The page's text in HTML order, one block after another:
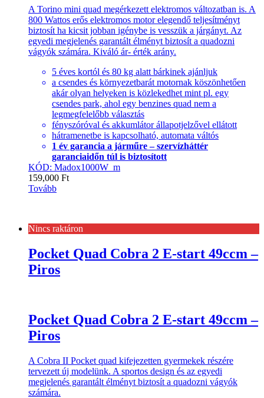
A Torino mini quad megérkezett elektromos változatban is. A
800 Wattos erős elektromos motor elegendő teljesítményt
biztosít ha kicsit jobban igénybe is vesszük a járgányt. Az
egyedi megjelenés garantált élményt biztosít a quadozni
vágyók számára. Kiváló ár- érték arány.
5 éves kortól és 80 kg alatt bárkinek ajánljuk
a csendes és környezetbarát motornak köszönhetően
akár olyan helyeken is közlekedhet mint pl. egy
csendes park, ahol egy benzines quad nem a
legmegfelelőbb választás
fényszóróval és akkumlátor állapotjelzővel ellátott
hátramenetbe is kapcsolható, automata váltós
1 év garancia a járműre – szervízháttér
garanciaidőn túl is biztosított
KÓD: Madox1000W_m
159,000 Ft
Tovább
Nincs raktáron
Pocket Quad Cobra 2 E-start 49ccm –
Piros
Pocket Quad Cobra 2 E-start 49ccm –
Piros
A Cobra II Pocket quad kifejezetten gyermekek részére
tervezett új modelünk. A sportos design és az egyedi
megjelenés garantált élményt biztosít a quadozni vágyók
számára.